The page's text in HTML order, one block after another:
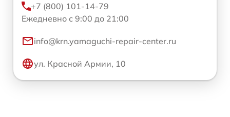
+7 (800) 101-14-79
Ежедневно с 9:00 до 21:00
info@krn.yamaguchi-repair-center.ru
ул. Красной Армии, 10